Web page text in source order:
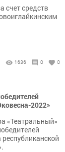
счет средств
1636 0 0
2022»
«Театральный»